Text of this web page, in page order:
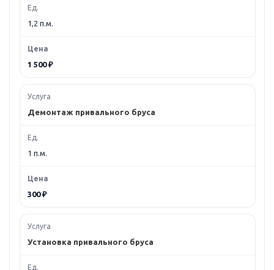
1,2 п.м.
1 500 ₽
Демонтаж привального бруса
1 п.м.
300 ₽
Установка привального бруса